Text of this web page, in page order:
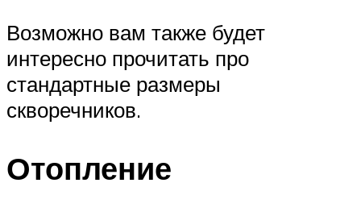
Возможно вам также будет
интересно прочитать про
стандартные размеры
скворечников.
Отопление